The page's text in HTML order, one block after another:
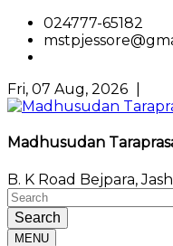
024777-65182
Fri, 07 Aug, 2026
Madhusudan
B. K Road Bejpara,
Search
MENU